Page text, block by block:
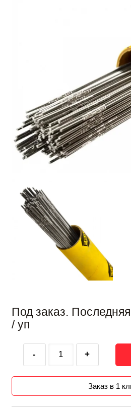
Под заказ.
/ уп
- +
Заказ в 1